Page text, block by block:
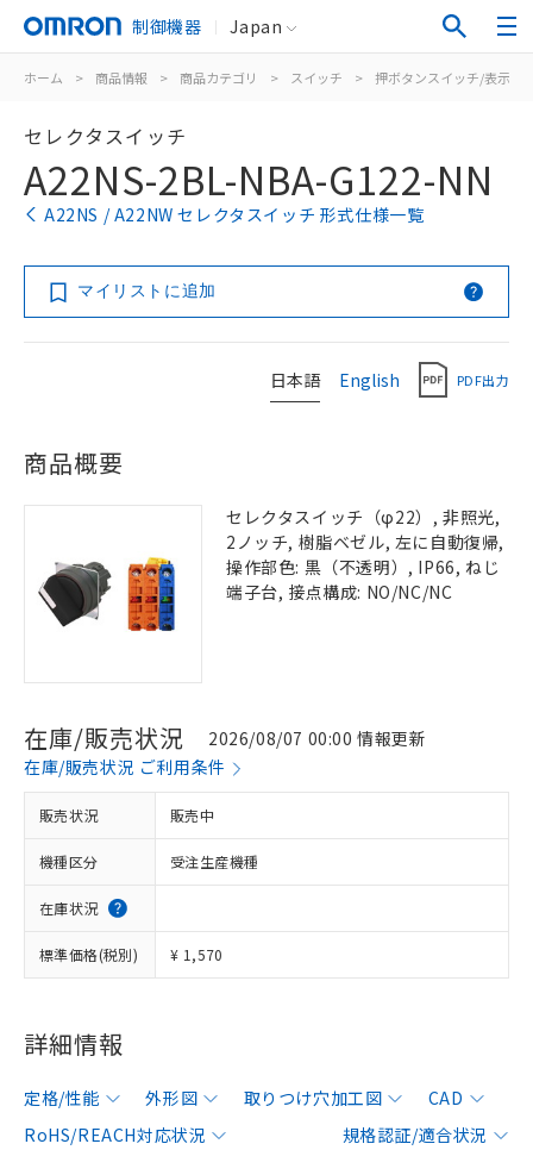
制御機器 Japan
ホーム > 商品情報 > 商品カテゴリ > スイッチ > 押ボタンスイッチ/表示灯
セレクタスイッチ
A22NS-2BL-NBA-G122-NN
A22NS / A22NW セレクタスイッチ 形式仕様一覧
マイリストに追加
日本語 English PDF出力
商品概要
セレクタスイッチ（φ22）, 非照光,
2ノッチ, 樹脂ベゼル, 左に自動復帰,
操作部色: 黒（不透明）, IP66, ねじ
端子台, 接点構成: NO/NC/NC
在庫/販売状況
2026/08/07 00:00 情報更新
在庫/販売状況 ご利用条件
販売状況 販売中
機種区分 受注生産機種
在庫状況
標準価格(税別) ¥ 1,570
詳細情報
定格/性能 外形図 取りつけ穴加工図
CAD
RoHS/REACH対応状況
規格認証/適合状況